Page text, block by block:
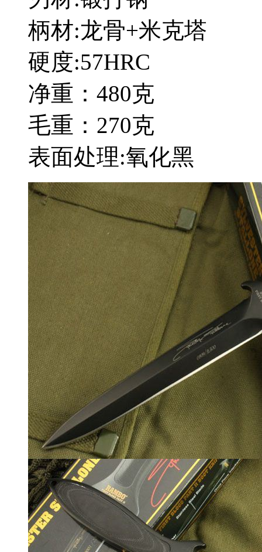
柄材:龙骨+米克塔
硬度:57HRC
净重：480克
毛重：270克
表面处理:氧化黑